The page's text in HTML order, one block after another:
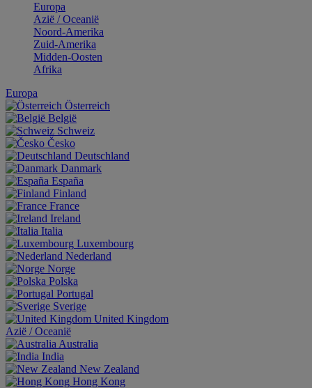
Europa
Aziё / Oceaniё
Noord-Amerika
Zuid-Amerika
Midden-Oosten
Afrika
Europa
Österreich
België
Schweiz
Česko
Deutschland
Danmark
España
Finland
France
Ireland
Italia
Luxembourg
Nederland
Norge
Polska
Portugal
Sverige
United Kingdom
Aziё / Oceaniё
Australia
India
New Zealand
Hong Kong